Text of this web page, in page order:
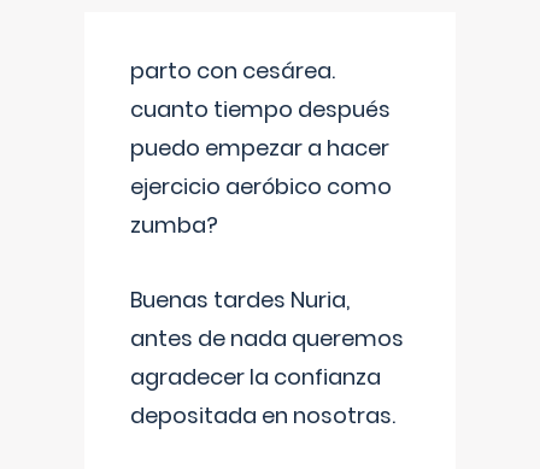
parto con cesárea.
cuanto tiempo después
puedo empezar a hacer
ejercicio aeróbico como
zumba?
Buenas tardes Nuria,
antes de nada queremos
agradecer la confianza
depositada en nosotras.